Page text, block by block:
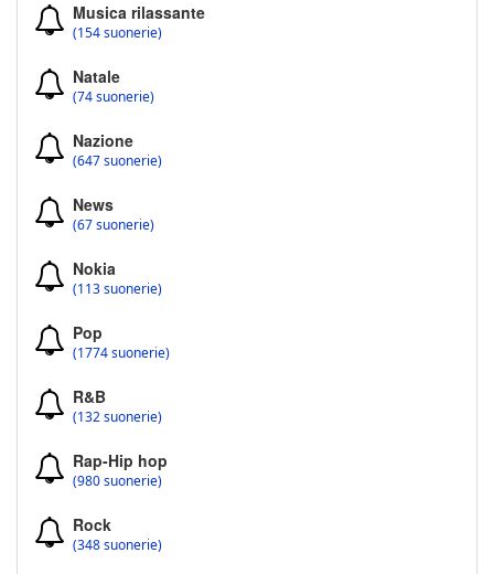
Musica rilassante
(154 suonerie)
Natale
(74 suonerie)
Nazione
(647 suonerie)
News
(67 suonerie)
Nokia
(113 suonerie)
Pop
(1774 suonerie)
R&B
(132 suonerie)
Rap-Hip hop
(980 suonerie)
Rock
(348 suonerie)